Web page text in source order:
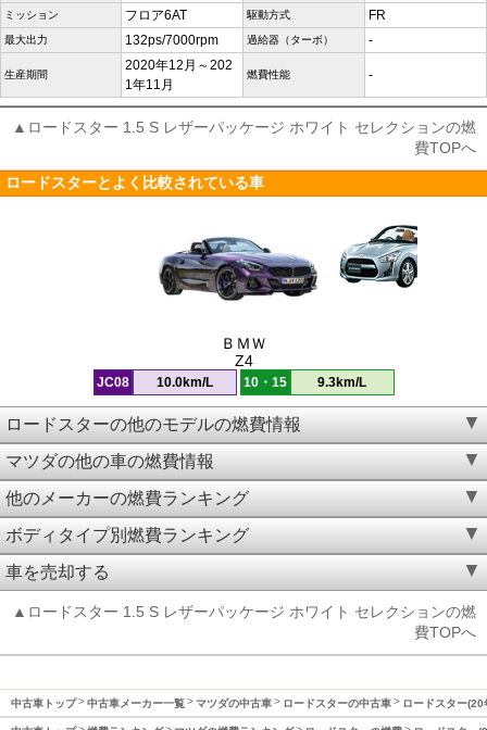
ミッション フロア6AT 駆動方式 FR
最大出力 132ps/7000rpm 過給器（ターボ） -
生産期間
2020年12月～202
1年11月
燃費性能 -
▲ロードスター 1.5 S レザーパッケージ ホワイト セレクションの燃
費TOPへ
ロードスターとよく比較されている車
ＢＭＷ
Z4
JC08 10.0km/L 10・15 9.3km/L
ロードスターの他のモデルの燃費情報
マツダの他の車の燃費情報
他のメーカーの燃費ランキング
ボディタイプ別燃費ランキング
車を売却する
▲ロードスター 1.5 S レザーパッケージ ホワイト セレクションの燃
費TOPへ
中古車トップ 中古車メーカー一覧 マツダの中古車 ロードスターの中古車 ロードスター